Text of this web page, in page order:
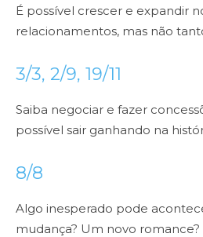
É possível crescer e expandir
relacionamentos, mas não
3/3, 2/9, 19/11
Saiba negociar e fazer
possível sair ganhando na
8/8
Algo inesperado pode
mudança? Um novo romance?